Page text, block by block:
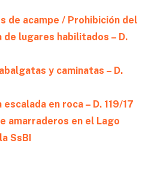
de acampe / Prohibición del
lugares habilitados – D.
y caminatas – D.
en roca – D. 119/17
amarraderos en el Lago
SsBI